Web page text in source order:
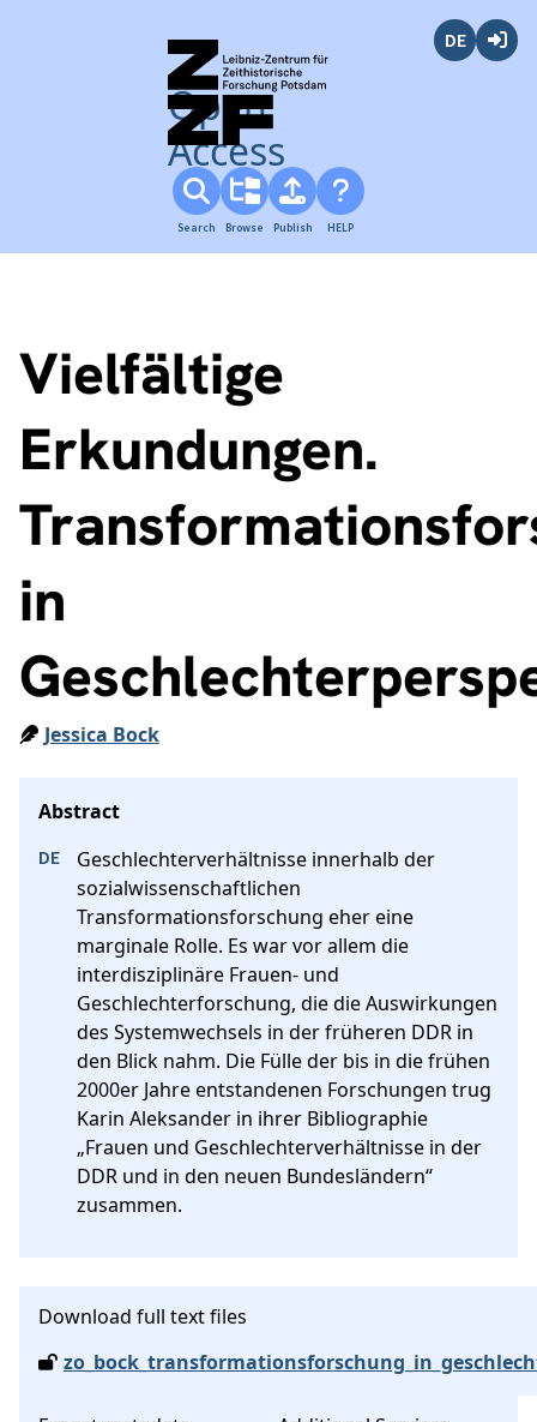
Open
Access
Search Browse Publish HELP
Vielfältige
Erkundungen.
in
Jessica Bock
Geschlechterverhältnisse innerhalb der
sozialwissenschaftlichen
Transformationsforschung eher eine
marginale Rolle. Es war vor allem die
interdisziplinäre Frauen- und
Geschlechterforschung, die die Auswirkungen
des Systemwechsels in der früheren DDR in
den Blick nahm. Die Fülle der bis in die frühen
2000er Jahre entstandenen Forschungen trug
Karin Aleksander in ihrer Bibliographie
„Frauen und Geschlechterverhältnisse in der
DDR und in den neuen Bundesländern“
zusammen.
Download full text files